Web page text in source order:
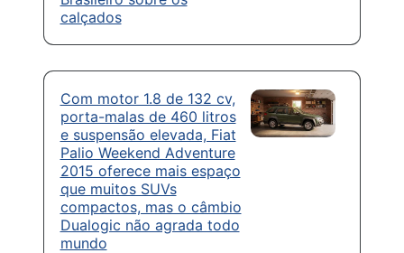
calçados
Com motor 1.8 de 132 cv,
porta-malas de 460 litros
e suspensão elevada, Fiat
Palio Weekend Adventure
2015 oferece mais espaço
que muitos SUVs
compactos, mas o câmbio
Dualogic não agrada todo
mundo